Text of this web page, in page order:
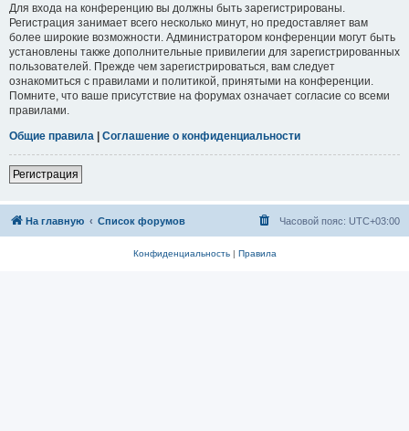
Для входа на конференцию вы должны быть зарегистрированы.
Регистрация занимает всего несколько минут, но предоставляет вам
более широкие возможности. Администратором конференции могут быть
установлены также дополнительные привилегии для зарегистрированных
пользователей. Прежде чем зарегистрироваться, вам следует
ознакомиться с правилами и политикой, принятыми на конференции.
Помните, что ваше присутствие на форумах означает согласие со всеми
правилами.
Общие правила | Соглашение о конфиденциальности
Регистрация
На главную Список форумов Часовой пояс: UTC+03:00
Конфиденциальность| Правила